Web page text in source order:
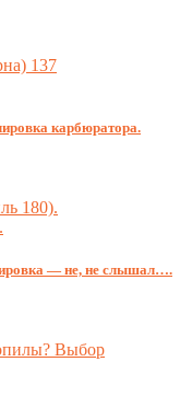
карбюратора.
— не, не слышал….